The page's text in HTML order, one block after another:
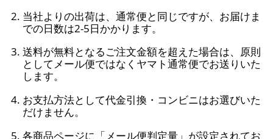
当社よりの出荷は、通常便と同じですが、お届けま
での日数は2-5日かかります。
送料が無料となるご注文金額を超えた場合は、原則
としてメール便ではなくヤマト通常便でお送りいた
します。
お支払方法として代金引換・コンビニはお選びいた
だけません。
各商品ページに「メール便判定量」が設定されてお